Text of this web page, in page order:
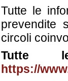
Tutte le
prevendite
circoli
Tutte
https://